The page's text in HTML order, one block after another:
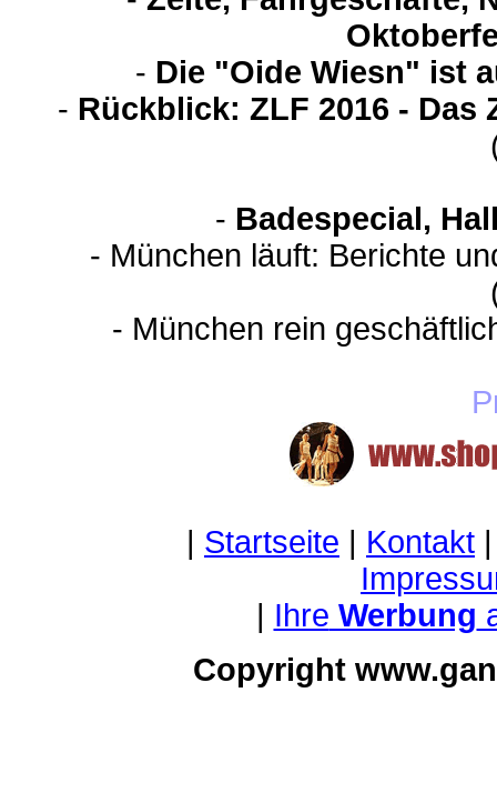
- Die "Oide Wiesn" ist
- Rückblick: ZLF 2016 -
- Badespecial,
- München läuft: Berichte
- München rein
| Startseite | Kontakt
| Ihre Werbung
Copyright